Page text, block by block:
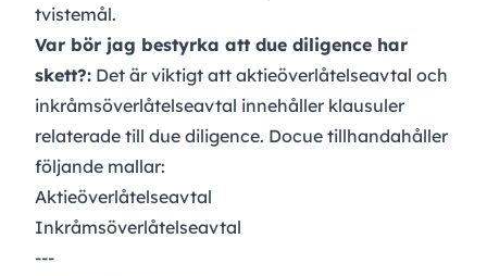
tvistemål.
Var bör jag bestyrka att due diligence har
skett?: Det är viktigt att aktieöverlåtelseavtal och
inkråmsöverlåtelseavtal innehåller klausuler
relaterade till due diligence. Docue tillhandahåller
följande mallar:
Aktieöverlåtelseavtal
Inkråmsöverlåtelseavtal
---